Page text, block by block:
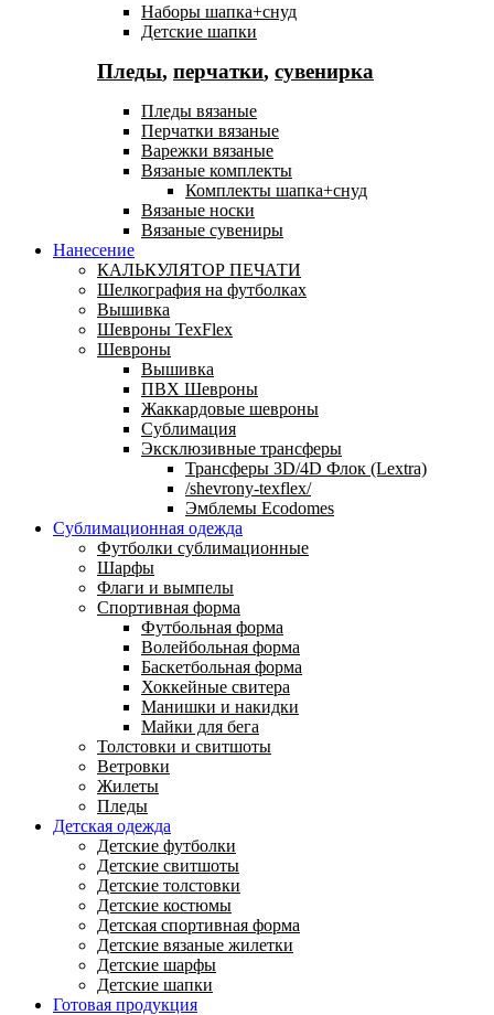
Наборы шапка+снуд
Детские шапки
Пледы, перчатки, сувенирка
Пледы вязаные
Перчатки вязаные
Варежки вязаные
Вязаные комплекты
Комплекты шапка+снуд
Вязаные носки
Вязаные сувениры
Нанесение
КАЛЬКУЛЯТОР ПЕЧАТИ
Шелкография на футболках
Вышивка
Шевроны TexFlex
Шевроны
Вышивка
ПВХ Шевроны
Жаккардовые шевроны
Сублимация
Эксклюзивные трансферы
Трансферы 3D/4D Флок (Lextra)
/shevrony-texflex/
Эмблемы Ecodomes
Сублимационная одежда
Футболки сублимационные
Шарфы
Флаги и вымпелы
Спортивная форма
Футбольная форма
Волейбольная форма
Баскетбольная форма
Хоккейные свитера
Манишки и накидки
Майки для бега
Толстовки и свитшоты
Ветровки
Жилеты
Пледы
Детская одежда
Детские футболки
Детские свитшоты
Детские толстовки
Детские костюмы
Детская спортивная форма
Детские вязаные жилетки
Детские шарфы
Детские шапки
Готовая продукция